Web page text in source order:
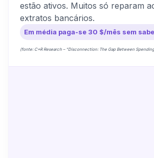
estão ativos. Muitos só reparam
extratos bancários.
Em média paga-se 30 $/mês sem
(fonte: C+R Research – “Disconnection: The Gap Between